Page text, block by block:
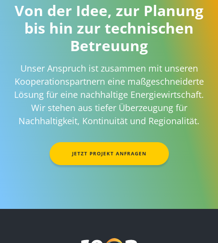
Von der Idee, zur Planung
bis hin zur technischen
Betreuung
Unser Anspruch ist zusammen mit unseren
Kooperationspartnern eine maßgeschneiderte
Lösung für eine nachhaltige Energiewirtschaft.
Wir stehen aus tiefer Überzeugung für
Nachhaltigkeit, Kontinuität und Regionalität.
JETZT PROJEKT ANFRAGEN